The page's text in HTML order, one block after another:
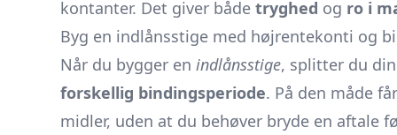
kontanter. Det giver både tryghed og ro i
Byg en indlånsstige med højrentekonti og
Når du bygger en indlånsstige, splitter du
forskellig bindingsperiode. På den måde
midler, uden at du behøver bryde en aftale